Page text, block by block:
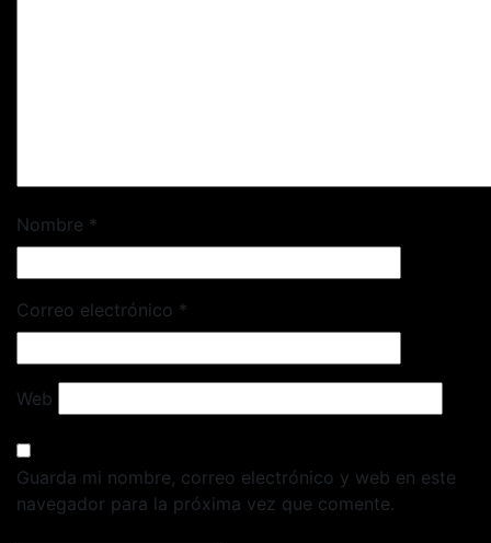
Nombre *
Correo electrónico *
Web
Guarda mi nombre, correo electrónico y web en este
navegador para la próxima vez que comente.